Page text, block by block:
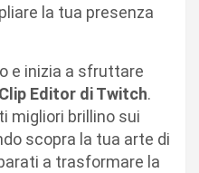
la tua presenza
e inizia a sfruttare
Clip Editor di Twitch.
migliori brillino sui
scopra la tua arte di
a trasformare la